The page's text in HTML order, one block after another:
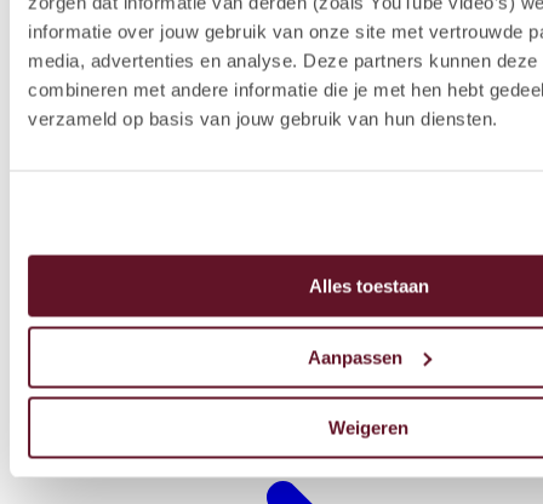
informatie over jouw gebruik van onze site met vertrouwde
media, advertenties en analyse. Deze partners kunnen deze
combineren met andere informatie die je met hen hebt
verzameld op basis van jouw gebruik van hun diensten.
Alles toestaan
Aanpassen
Weigeren